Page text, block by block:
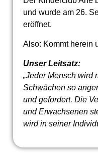
und wurde am 26.
eröffnet.
Also: Kommt herein
Unser Leitsatz:
„Jeder Mensch wird
Schwächen so
und gefordert. Die
und Erwachsenen
wird in seiner